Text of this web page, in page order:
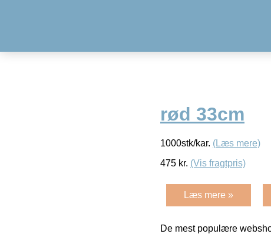
rød 33cm
1000stk/kar. (Læs mere)
475 kr. (Vis fragtpris)
Læs mere »
De mest populære